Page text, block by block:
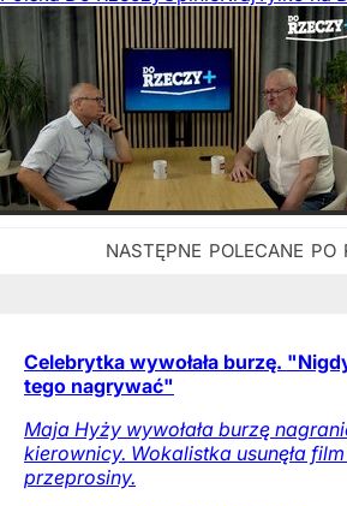
Celebrytka wywołała burzę.
tego nagrywać"
Maja Hyży wywołała burzę
kierownicy. Wokalistka usunęła
przeprosiny.